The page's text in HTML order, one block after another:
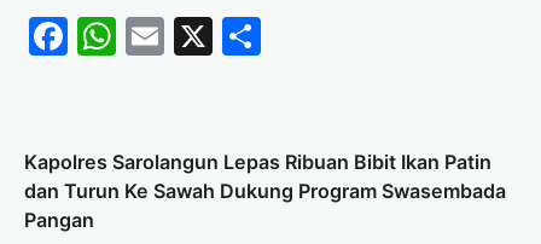
Facebook
WhatsApp
Email
X
Kapolres Sarolangun Lepas Ribuan Bibit Ikan Patin
dan Turun Ke Sawah Dukung Program Swasembada
Pangan